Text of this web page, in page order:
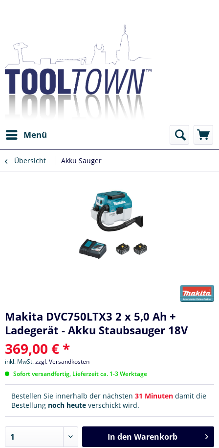
Menü
Übersicht Akku Sauger
Makita DVC750LTX3 2 x 5,0 Ah +
Ladegerät - Akku Staubsauger 18V
369,00 € *
inkl. MwSt.zzgl. Versandkosten
Sofort versandfertig, Lieferzeit ca. 1-3 Werktage
Bestellen Sie innerhalb der nächsten 31 Minuten damit die
Bestellung noch heute verschickt wird.
In den Warenkorb